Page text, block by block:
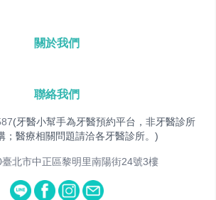
關於我們
聯絡我們
(牙醫小幫手為牙醫預約平台，非牙醫診所
；醫療相關問題請洽各牙醫診所。)
北市中正區黎明里南陽街24號3樓